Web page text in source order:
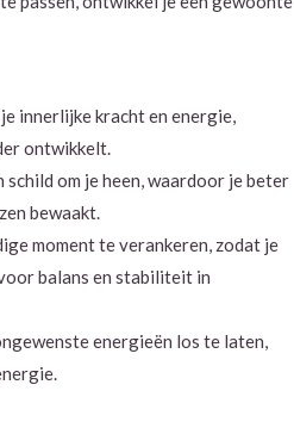
innerlijke kracht en energie,
ontwikkelt.
om je heen, waardoor je beter
bewaakt.
moment te verankeren, zodat je
balans en stabiliteit in
energieën los te laten,